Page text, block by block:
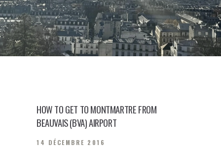
HOW TO GET TO MONTMARTRE FROM
BEAUVAIS (BVA) AIRPORT
14 DÉCEMBRE 2016